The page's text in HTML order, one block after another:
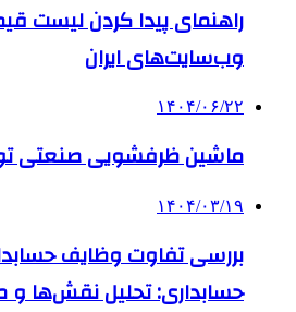
راهنمای پیدا کردن لیست
وب‌سایت‌های ایران
۱۴۰۴/۰۶/۲۲
ماشین ظرفشویی صنعتی
۱۴۰۴/۰۳/۱۹
بررسی تفاوت وظایف
حسابداری: تحلیل نقش‌ها